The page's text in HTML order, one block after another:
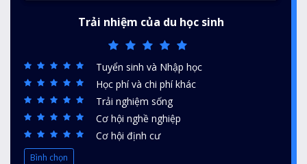
Trải nhiệm của du học sinh
Tuyển sinh và Nhập học
Học phí và chi phí khác
Trải nghiệm sống
Cơ hội nghề nghiệp
Cơ hội định cư
Bình chọn